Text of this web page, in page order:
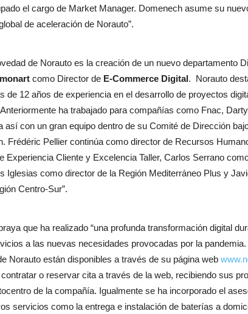
el cargo de Market Manager. Domenech asume su
de aceleración de Norauto”.
de Norauto es la creación de un nuevo departamento
como Director de E-Commerce Digital. Norauto
de 12 años de experiencia en el desarrollo de proyectos
ha trabajado para compañías como Fnac,
así con un gran equipo dentro de su Comité de Dirección
Frédéric Pellier continúa como director de Recursos
Experiencia Cliente y Excelencia Taller, Carlos Serrano
Iglesias como director de la Región Mediterráneo Plus y
Centro-Sur”.
que ha realizado “una profunda transformación digital
a las nuevas necesidades provocadas por la pandemia.
Norauto están disponibles a través de su página web
o reservar cita a través de la web, recibiendo sus
de la compañía. Igualmente se ha incorporado el
servicios como la entrega e instalación de baterías a